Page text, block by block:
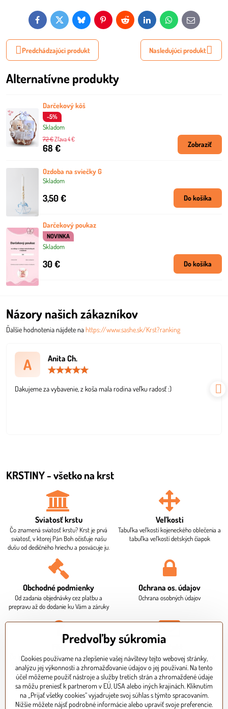
FacebookTwitter BlueskyPinterestReddit LinkedInWhatsApp
E-
mail
Predchádzajúci produkt Nasledujúci produkt
Alternatívne produkty
Darčekový kôš
-5%
Skladom
68 €
72 €Zľava 4 €
Zobraziť
Ozdoba na sviečky G
Skladom
3,50 € Do košíka
Darčekový poukaz
NOVINKA
Skladom
30 € Do košíka
Názory našich zákazníkov
Ďalšie hodnotenia nájdete nahttps://www.sashe.sk/Krst?ranking
A Anita Ch.
5
Dakujeme za vybavenie, z koša mala rodina veľku radosť :)
KRSTINY - všetko na krst
Sviatosť krstu
Čo znamená sviatosť krstu? Krst je prvá
sviatosť, v ktorej Pán Boh očisťuje našu
dušu od dedičného hriechu a posväcuje ju.
Veľkosti
Tabuľka veľkostí kojeneckého oblečenia a
tabuľka veľkostí detských čiapok
Obchodné podmienky
Od zadania objednávky cez platbu a
prepravu až do dodanie ku Vám a záruky
Ochrana os​. údajov
Ochrana osobných údajov
FAQ
Čo je potrebné ku krstu? Aká je dodacia
doba? Ako mi bude doručený balík? Ako
zaplatím za objednávku?
Kontakt
Sídlo firmy, fakturačné údaje. Osobný
odber je potrebné dohodnúť vopred
telefonicky.
Predvoľby súkromia
Cookies používame na zlepšenie vašej návštevy tejto webovej stránky,
analýzu jej výkonnosti a zhromažďovanie údajov o jej používaní. Na tento
účel môžeme použiť nástroje a služby tretích strán a zhromaždené údaje
sa môžu preniesť k partnerom v EÚ, USA alebo iných krajinách. Kliknutím
na „Prijať všetky cookies“ vyjadrujete svoj súhlas s týmto spracovaním.
Nižšie môžete nájsť podrobné informácie alebo upraviť svoje preferencie.